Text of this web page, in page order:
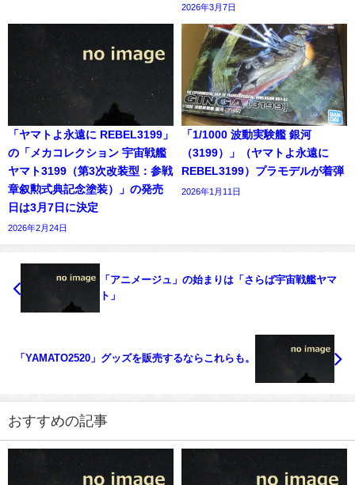
2026年3月7日
「ヤマトよ永遠に REBEL3199」
の「メカコレクション 宇宙戦艦
ヤマト3199（第3次改装型：参戦
章叙勲式典記念塗装）」の発売
日は3月7日に決定
2026年2月24日
「1/1000 波動実験艦 銀河
（3199）」（ヤマトよ永遠に
REBEL3199）プラモデルが着弾
2026年1月11日
「アニメージュ」の始まりは「さらば宇宙戦艦ヤマ
ト」
「YAMATO2520」グッズを販売するならこれらも。
おすすめの記事